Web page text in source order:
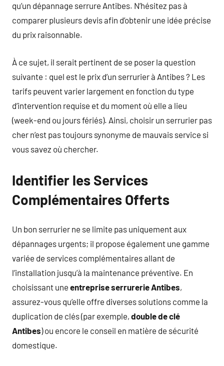
qu’un dépannage serrure Antibes. N’hésitez pas à
comparer plusieurs devis afin d’obtenir une idée précise
du prix raisonnable.
À ce sujet, il serait pertinent de se poser la question
suivante : quel est le prix d’un serrurier à Antibes ? Les
tarifs peuvent varier largement en fonction du type
d’intervention requise et du moment où elle a lieu
(week-end ou jours fériés). Ainsi, choisir un serrurier pas
cher n’est pas toujours synonyme de mauvais service si
vous savez où chercher.
Identifier les Services
Complémentaires Offerts
Un bon serrurier ne se limite pas uniquement aux
dépannages urgents; il propose également une gamme
variée de services complémentaires allant de
l’installation jusqu’à la maintenance préventive. En
choisissant une entreprise serrurerie Antibes,
assurez-vous qu’elle offre diverses solutions comme la
duplication de clés (par exemple, double de clé
Antibes) ou encore le conseil en matière de sécurité
domestique.